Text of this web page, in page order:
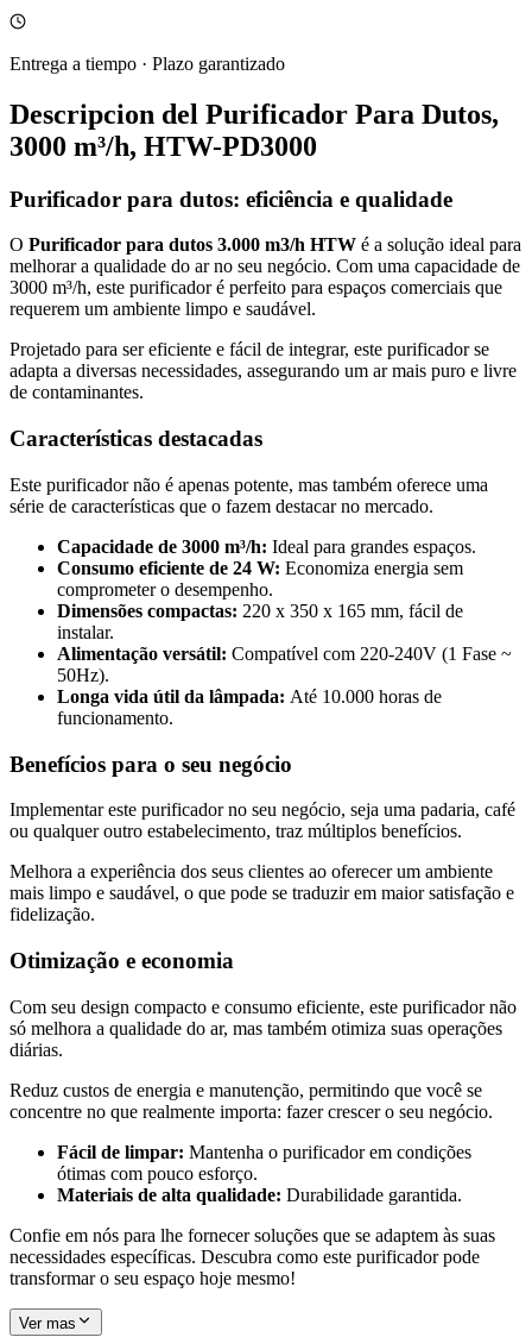
Entrega a tiempo · Plazo garantizado
Descripcion del Purificador Para Dutos,
3000 m³/h, HTW-PD3000
Purificador para dutos: eficiência e qualidade
O Purificador para dutos 3.000 m3/h HTW é a solução ideal para
melhorar a qualidade do ar no seu negócio. Com uma capacidade de
3000 m³/h, este purificador é perfeito para espaços comerciais que
requerem um ambiente limpo e saudável.
Projetado para ser eficiente e fácil de integrar, este purificador se
adapta a diversas necessidades, assegurando um ar mais puro e livre
de contaminantes.
Características destacadas
Este purificador não é apenas potente, mas também oferece uma
série de características que o fazem destacar no mercado.
Capacidade de 3000 m³/h: Ideal para grandes espaços.
Consumo eficiente de 24 W: Economiza energia sem
comprometer o desempenho.
Dimensões compactas: 220 x 350 x 165 mm, fácil de
instalar.
Alimentação versátil: Compatível com 220-240V (1 Fase ~
50Hz).
Longa vida útil da lâmpada: Até 10.000 horas de
funcionamento.
Benefícios para o seu negócio
Implementar este purificador no seu negócio, seja uma padaria, café
ou qualquer outro estabelecimento, traz múltiplos benefícios.
Melhora a experiência dos seus clientes ao oferecer um ambiente
mais limpo e saudável, o que pode se traduzir em maior satisfação e
fidelização.
Otimização e economia
Com seu design compacto e consumo eficiente, este purificador não
só melhora a qualidade do ar, mas também otimiza suas operações
diárias.
Reduz custos de energia e manutenção, permitindo que você se
concentre no que realmente importa: fazer crescer o seu negócio.
Fácil de limpar: Mantenha o purificador em condições
ótimas com pouco esforço.
Materiais de alta qualidade: Durabilidade garantida.
Confie em nós para lhe fornecer soluções que se adaptem às suas
necessidades específicas. Descubra como este purificador pode
transformar o seu espaço hoje mesmo!
Ver mas